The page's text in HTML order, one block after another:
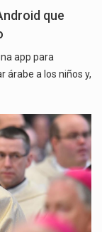
que
app para
árabe a los niños y,